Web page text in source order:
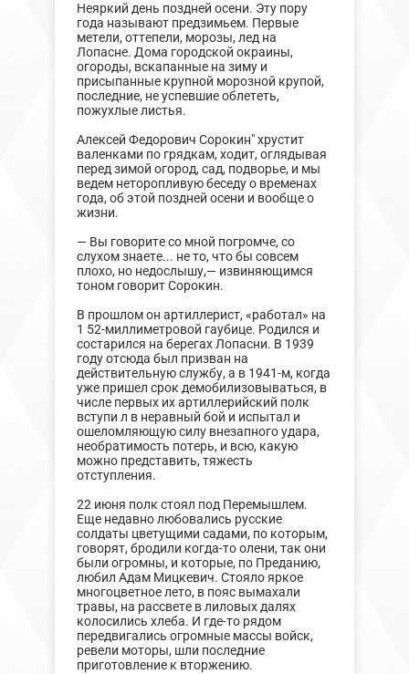
Неяркий день поздней осени. Эту пору
года называют предзимьем. Первые
метели, оттепели, морозы, лед на
Лопасне. Дома городской окраины,
огороды, вскапанные на зиму и
присыпанные крупной морозной крупой,
последние, не успевшие облететь,
пожухлые листья.
Алексей Федорович Сорокин" хрустит
валенками по грядкам, ходит, оглядывая
перед зимой огород, сад, подворье, и мы
ведем неторопливую беседу о временах
года, об этой поздней осени и вообще о
жизни.
— Вы говорите со мной погромче, со
слухом знаете... не то, что бы совсем
плохо, но недослышу,— извиняющимся
тоном говорит Сорокин.
В прошлом он артиллерист, «работал» на
1 52-миллиметровой гаубице. Родился и
состарился на берегах Лопасни. В 1939
году отсюда был призван на
действительную службу, а в 1941-м, когда
уже пришел срок демобилизовываться, в
числе первых их артиллерийский полк
вступи л в неравный бой и испытал и
ошеломляющую силу внезапного удара,
необратимость потерь, и всю, какую
можно представить, тяжесть
отступления.
22 июня полк стоял под Перемышлем.
Еще недавно любовались русские
солдаты цветущими садами, по которым,
говорят, бродили когда-то олени, так они
были огромны, и которые, по Преданию,
любил Адам Мицкевич. Стояло яркое
многоцветное лето, в пояс вымахали
травы, на рассвете в лиловых далях
колосились хлеба. И где-то рядом
передвигались огромные массы войск,
ревели моторы, шли последние
приготовление к вторжению.